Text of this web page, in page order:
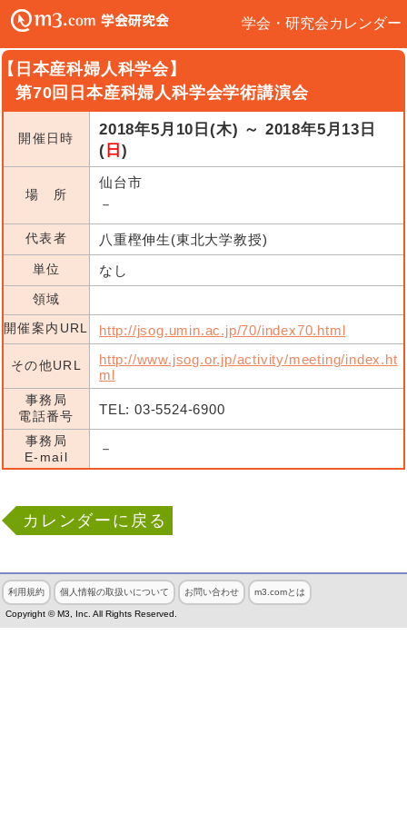
学会・研究会カレンダー
日本産科婦人科学会】
第70回日本産科婦人科学会学術講演会
開催日時
2018年5月10日(木) ～ 2018年5月13日
( 日 )
場 所
仙台市
－
代表者 八重樫伸生(東北大学教授)
単位 なし
領域
開催案内URL
http://jsog.umin.ac.jp/70/index70.html
その他URL
http://www.jsog.or.jp/activity/meeting/index.ht
ml
事務局
電話番号
TEL: 03-5524-6900
事務局
E-mail
－
カレンダーに戻る
利用規約 個人情報の取扱いについて お問い合わせ m3.comとは
Copyright © M3, Inc. All Rights Reserved.